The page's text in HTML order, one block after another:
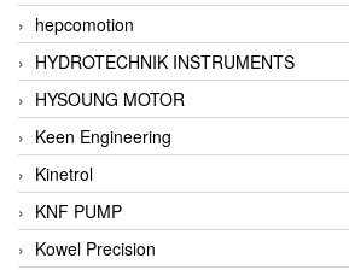
hepcomotion
HYDROTECHNIK INSTRUMENTS
HYSOUNG MOTOR
Keen Engineering
Kinetrol
KNF PUMP
Kowel Precision